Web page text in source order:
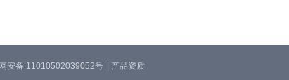
安备 11010502039052号 | 产品资质